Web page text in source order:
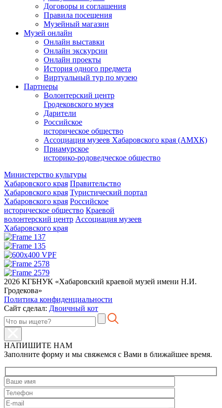
Договоры и соглашения
Правила посещения
Музейный магазин
Музей онлайн
Онлайн выставки
Онлайн экскурсии
Онлайн проекты
История одного предмета
Виртуальный тур по музею
Партнеры
Волонтерский центр
Гродековского музея
Дарители
Российское
историческое общество
Ассоциация музеев Хабаровского края (АМХК)
Приамурское
историко-родоведческое общество
Министерство культуры
Хабаровского края Правительство
Хабаровского края Туристический портал
Хабаровского края Российское
историческое общество Краевой
волонтерский центр Ассоциация музеев
Хабаровского края
2026 КГБНУК «Хабаровский краевой музей имени Н.И.
Гродекова»
Политика конфиденциальности
Сайт сделал: Двоичный кот
НАПИШИТЕ НАМ
Заполните форму и мы свяжемся с Вами в ближайшее время.